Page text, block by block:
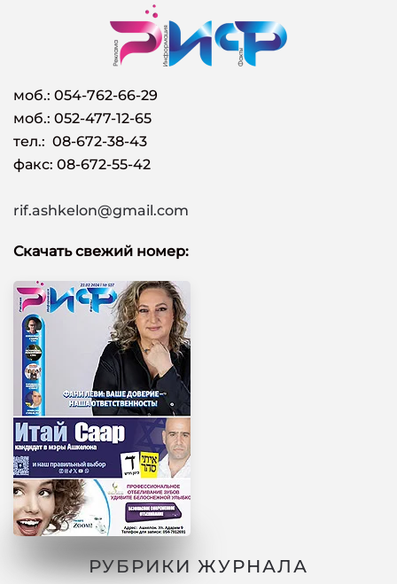
моб.: 054-762-66-29
моб.: 052-477-12-65
тел.: 08-672-38-43
факс: 08-672-55-42
rif.ashkelon@gmail.com
Скачать свежий номер:
РУБРИКИ ЖУРНАЛА